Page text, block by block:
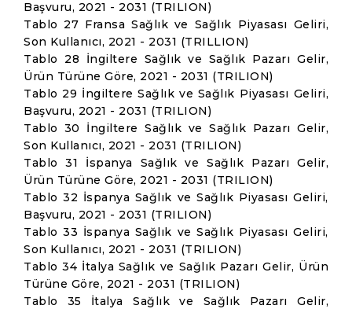
Başvuru, 2021 - 2031 (TRILION)
Tablo 27 Fransa Sağlık ve Sağlık Piyasası Geliri,
Son Kullanıcı, 2021 - 2031 (TRILLION)
Tablo 28 İngiltere Sağlık ve Sağlık Pazarı Gelir,
Ürün Türüne Göre, 2021 - 2031 (TRILION)
Tablo 29 İngiltere Sağlık ve Sağlık Piyasası Geliri,
Başvuru, 2021 - 2031 (TRILION)
Tablo 30 İngiltere Sağlık ve Sağlık Pazarı Gelir,
Son Kullanıcı, 2021 - 2031 (TRILION)
Tablo 31 İspanya Sağlık ve Sağlık Pazarı Gelir,
Ürün Türüne Göre, 2021 - 2031 (TRILION)
Tablo 32 İspanya Sağlık ve Sağlık Piyasası Geliri,
Başvuru, 2021 - 2031 (TRILION)
Tablo 33 İspanya Sağlık ve Sağlık Piyasası Geliri,
Son Kullanıcı, 2021 - 2031 (TRILION)
Tablo 34 İtalya Sağlık ve Sağlık Pazarı Gelir, Ürün
Türüne Göre, 2021 - 2031 (TRILION)
Tablo 35 İtalya Sağlık ve Sağlık Pazarı Gelir,